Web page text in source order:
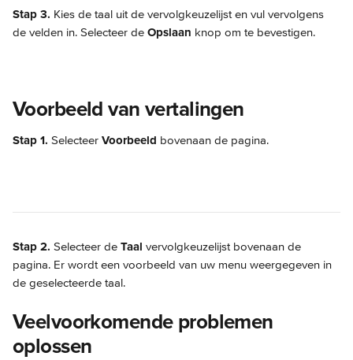
Stap 3. Kies de taal uit de vervolgkeuzelijst en vul vervolgens
de velden in. Selecteer de Opslaan knop om te bevestigen.
Voorbeeld van vertalingen
Stap 1. Selecteer Voorbeeld bovenaan de pagina.
Stap 2. Selecteer de Taal vervolgkeuzelijst bovenaan de
pagina. Er wordt een voorbeeld van uw menu weergegeven in
de geselecteerde taal.
Veelvoorkomende problemen
oplossen